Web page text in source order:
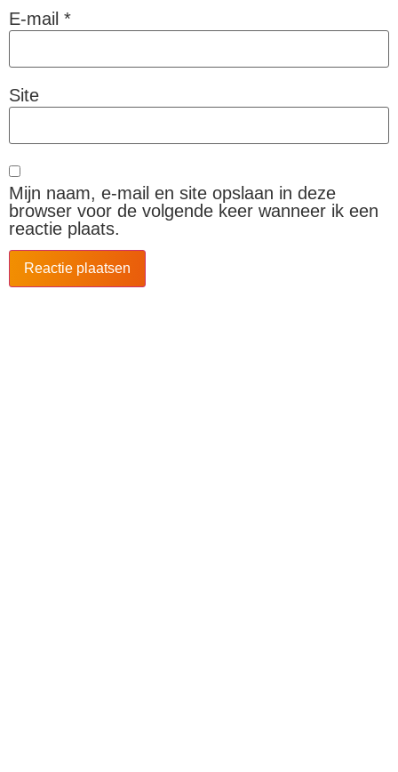
E-mail *
Site
Mijn naam, e-mail en site opslaan in deze
browser voor de volgende keer wanneer ik een
reactie plaats.